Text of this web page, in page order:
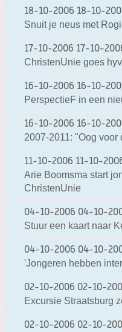
18-10-2006 18-10-
Snuit je neus met
17-10-2006 17-10-
ChristenUnie goes
16-10-2006 16-10-
PerspectieF in een
16-10-2006 16-10-
2007-2011: "Oog voor
11-10-2006 11-10-
Arie Boomsma start
ChristenUnie
04-10-2006 04-10-
Stuur een kaart naar
04-10-2006 04-10-
'Jongeren hebben
02-10-2006 02-10-
Excursie Straatsburg
02-10-2006 02-10-